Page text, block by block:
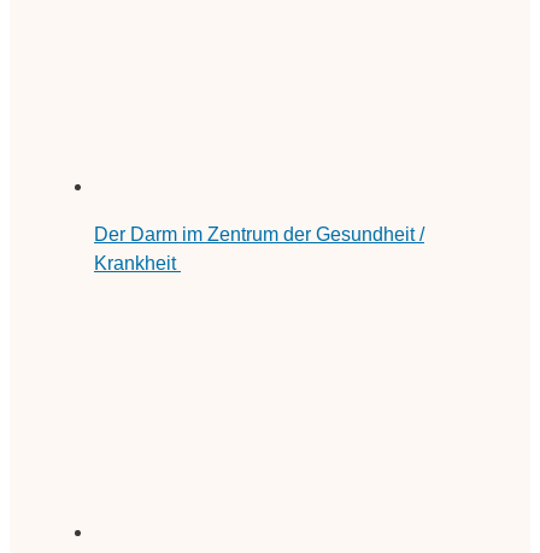
Der Darm im Zentrum der Gesundheit /
Krankheit